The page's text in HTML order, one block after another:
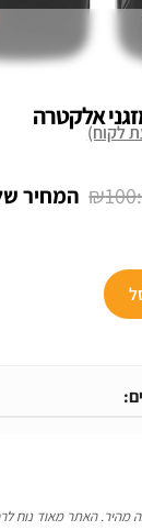
אלקטרה
לקוח)
₪100
המחיר
מהיר. האתר מאוד נוח